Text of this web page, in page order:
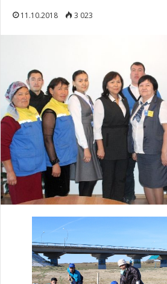
11.10.2018 3 023